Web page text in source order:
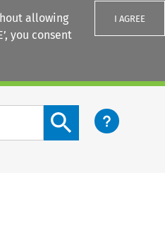
allowing
you consent
I AGREE
Search content button